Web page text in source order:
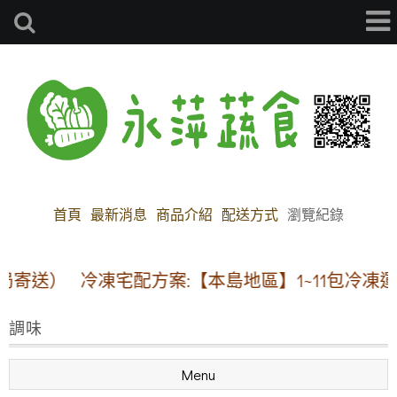
首頁 最新消息 商品介紹 配送方式 瀏覽紀錄
送） 冷凍宅配方案:【本島地區】1~11包冷凍
調味
Menu